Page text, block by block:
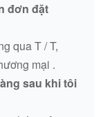
đơn đặt
qua T / T,
mại .
sau khi tôi